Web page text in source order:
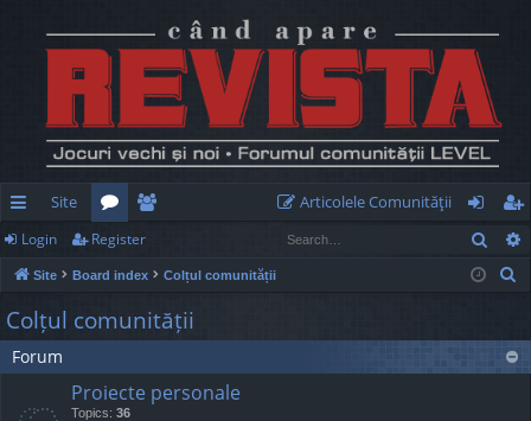
ui
ck
lin
ks
Site
or
u
m
e
m
be
Articolele Comunităţii
og
in
eg
ist
Login Register
Site Board index Colțul comunității
c
Colțul comunității
Forum
Proiecte personale
Topics: 36